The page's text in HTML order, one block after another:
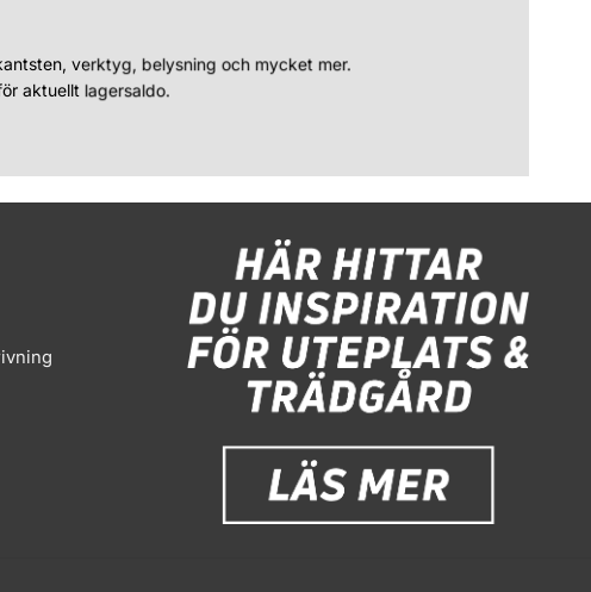
verktyg, belysning och mycket mer.
aktuellt lagersaldo.